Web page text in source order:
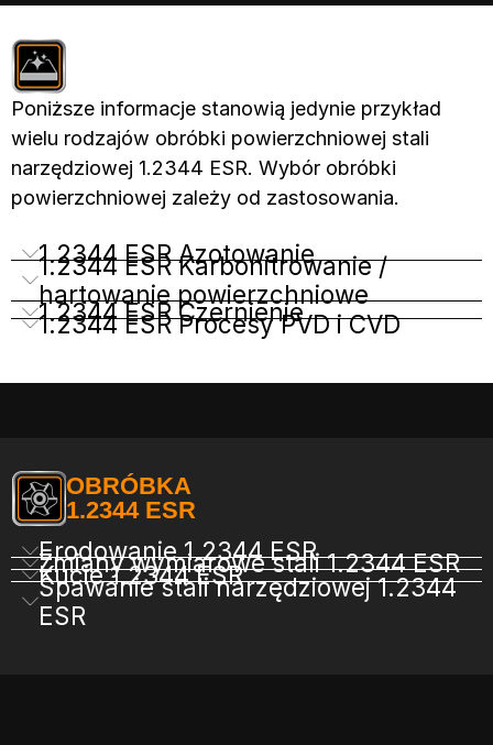
Poniższe informacje stanowią jedynie przykład
wielu rodzajów obróbki powierzchniowej stali
narzędziowej 1.2344 ESR. Wybór obróbki
powierzchniowej zależy od zastosowania.
1.2344 ESR Azotowanie
1.2344 ESR Karbonitrowanie /
hartowanie powierzchniowe
1.2344 ESR Czernienie
1.2344 ESR Procesy PVD i CVD
OBRÓBKA
1.2344 ESR
Erodowanie 1.2344 ESR
Zmiany wymiarowe stali 1.2344 ESR
Kucie 1.2344 ESR
Spawanie stali narzędziowej 1.2344
ESR